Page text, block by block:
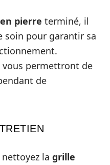
pierre terminé, il
soin pour garantir sa
vous permettront de
de
la grille